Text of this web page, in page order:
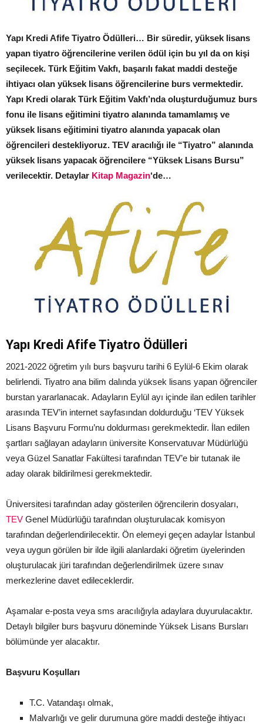
Yapı Kredi Afife Tiyatro Ödülleri… Bir süredir, yüksek lisans
yapan tiyatro öğrencilerine verilen ödül için bu yıl da on kişi
seçilecek. Türk Eğitim Vakfı, başarılı fakat maddi desteğe
ihtiyacı olan yüksek lisans öğrencilerine burs vermektedir.
Yapı Kredi olarak Türk Eğitim Vakfı’nda oluşturduğumuz burs
fonu ile lisans eğitimini tiyatro alanında tamamlamış ve
yüksek lisans eğitimini tiyatro alanında yapacak olan
öğrencileri destekliyoruz. TEV aracılığı ile “Tiyatro” alanında
yüksek lisans yapacak öğrencilere “Yüksek Lisans Bursu”
verilecektir. Detaylar Kitap Magazin‘de…
Yapı Kredi Afife Tiyatro Ödülleri
2021-2022 öğretim yılı burs başvuru tarihi 6 Eylül-6 Ekim olarak
belirlendi. Tiyatro ana bilim dalında yüksek lisans yapan öğrenciler
burstan yararlanacak. Adayların Eylül ayı içinde ilan edilen tarihler
arasında TEV’in internet sayfasından doldurduğu ‘TEV Yüksek
Lisans Başvuru Formu’nu doldurması gerekmektedir. İlan edilen
şartları sağlayan adayların üniversite Konservatuvar Müdürlüğü
veya Güzel Sanatlar Fakültesi tarafından TEV’e bir tutanak ile
aday olarak bildirilmesi gerekmektedir.
Üniversitesi tarafından aday gösterilen öğrencilerin dosyaları,
TEV Genel Müdürlüğü tarafından oluşturulacak komisyon
tarafından değerlendirilecektir. Ön elemeyi geçen adaylar İstanbul
veya uygun görülen bir ilde ilgili alanlardaki öğretim üyelerinden
oluşturulacak jüri tarafından değerlendirilmek üzere sınav
merkezlerine davet edileceklerdir.
Aşamalar e-posta veya sms aracılığıyla adaylara duyurulacaktır.
Detaylı bilgiler burs başvuru döneminde Yüksek Lisans Bursları
bölümünde yer alacaktır.
Başvuru Koşulları
T.C. Vatandaşı olmak,
Malvarlığı ve gelir durumuna göre maddi desteğe ihtiyacı